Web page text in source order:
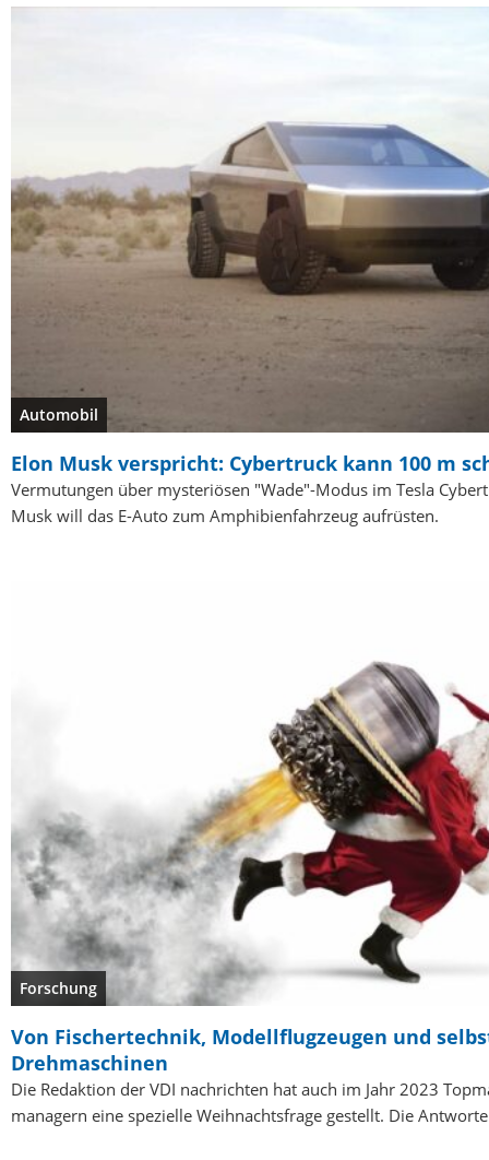
Automobil
Elon Musk verspricht: Cybertruck kann 100 m
Vermutungen über mysteriösen "Wade"-Modus im Tesla
Musk will das E-Auto zum Amphibienfahrzeug aufrüsten.
Forschung
Von Fischertechnik, Modellflugzeugen und
Drehmaschinen
Die Redaktion der VDI nachrichten hat auch im Jahr 2023
managern eine spezielle Weihnachtsfrage gestellt. Die